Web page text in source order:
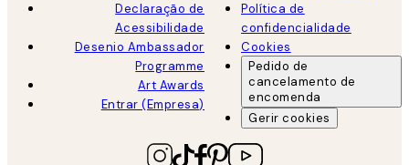
Declaração de
Acessibilidade
Desenio Ambassador
Programme
Art Awards
Entrar (Empresa)
Política de
confidencialidade
Cookies
Pedido de
cancelamento de
encomenda
Gerir cookies